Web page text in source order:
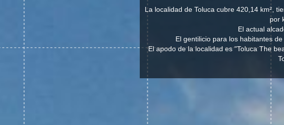
La localidad de Toluca cubre 420,14 km²,
por
El actual
El gentilicio para los habitantes
El apodo de la localidad es "Toluca The